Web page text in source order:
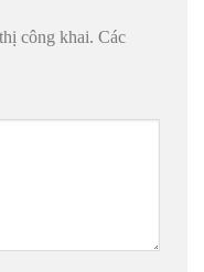
công khai. Các